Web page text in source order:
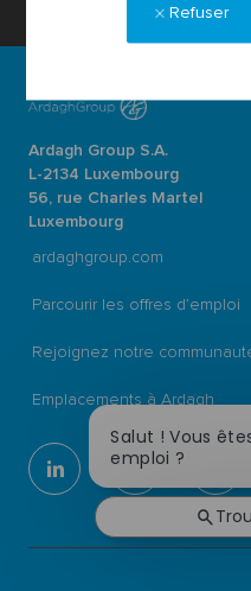
Refuser
Ardagh Group S.A.
L-2134 Luxembourg
56, rue Charles Martel
Luxembourg
ardaghgroup.com
Parcourir les offres d’emploi
Rejoignez notre
Emplacements à Ardagh
follow
Salut ! Vous
emploi ?